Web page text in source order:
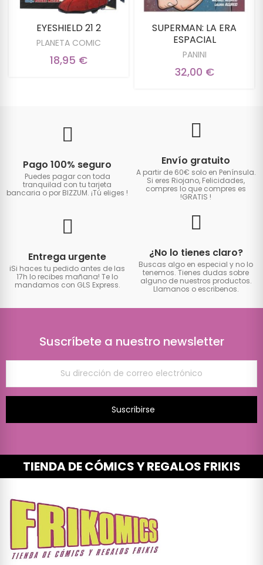
EYESHIELD 21 2
PLANETA COMIC
18,95 €
SUPERMAN: LA ERA
ESPACIAL
PANINI
32,00 €
Pago 100% seguro
Puedes pagar con toda
tranquilad con tu tarjeta
bancaria o por BIZZUM. ¡Tú eliges !
Envío gratuito
A partir de 60€ solo en Península.
Si eres Riojano, Felicidades,
compres lo que compres es
!GRATIS !
Entrega urgente
iSi haces tu pedido antes de las
17h lo recibes mañana! Te lo
mandamos con GLS Express.
¿No lo tienes claro?
Buscas algo en especial y no lo
tenemos. Tienes dudas sobre
alguno de nuestros productos.
Llamanos o escribenos.
Suscríbete a nuestro newsletter
Suscribirse
TIENDA DE CÓMICS Y REGALOS FRIKIS